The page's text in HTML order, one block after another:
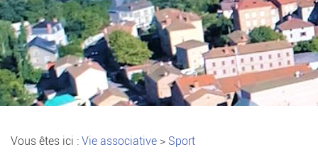
Vous êtes ici : Vie associative > Sport